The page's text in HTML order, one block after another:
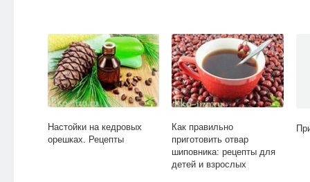
Настойки на кедровых
орешках. Рецепты
Как правильно
приготовить отвар
шиповника: рецепты для
детей и взрослых